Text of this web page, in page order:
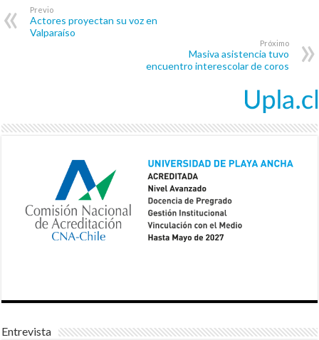
Previo
Actores proyectan su voz en
Valparaíso
Próximo
Masiva asistencia tuvo
encuentro interescolar de coros
Entrevista